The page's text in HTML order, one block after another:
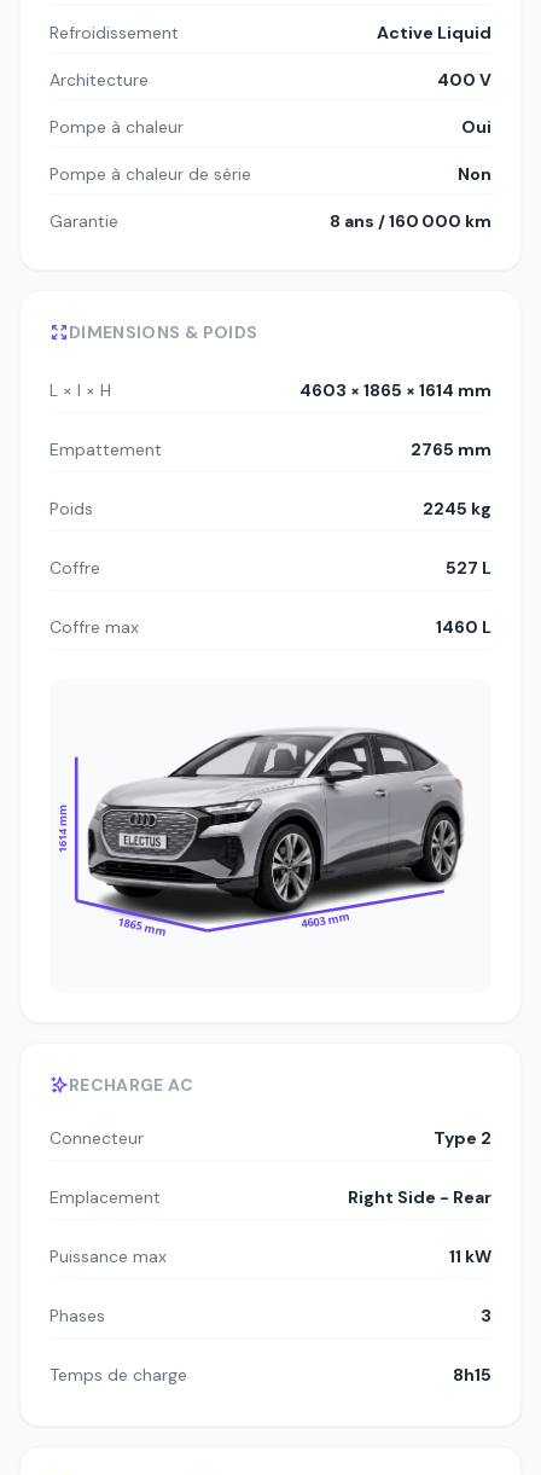
Refroidissement Active Liquid
Architecture 400 V
Pompe à chaleur Oui
Pompe à chaleur de série Non
Garantie 8 ans / 160 000 km
DIMENSIONS & POIDS
L × l × H 4603 × 1865 × 1614 mm
Empattement 2765 mm
Poids 2245 kg
Coffre 527 L
Coffre max 1460 L
1614 mm
1865 mm 4603 mm
RECHARGE AC
Connecteur Type 2
Emplacement Right Side - Rear
Puissance max 11 kW
Phases 3
Temps de charge 8h15